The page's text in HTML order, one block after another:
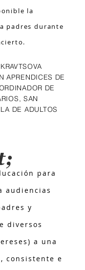
la
padres durante
APRENDICES DE
DE
SAN
DE ADULTOS
para
audiencias
y
diversos
a una
consistente e